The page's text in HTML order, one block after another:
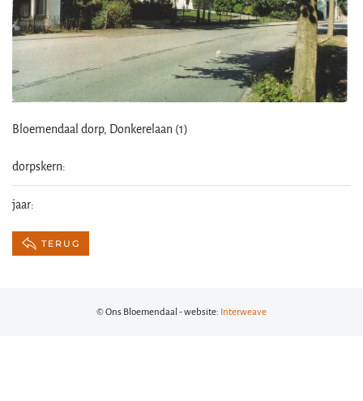
Bloemendaal dorp, Donkerelaan (1)
dorpskern:
jaar:
TERUG
© Ons Bloemendaal - website: Interweave